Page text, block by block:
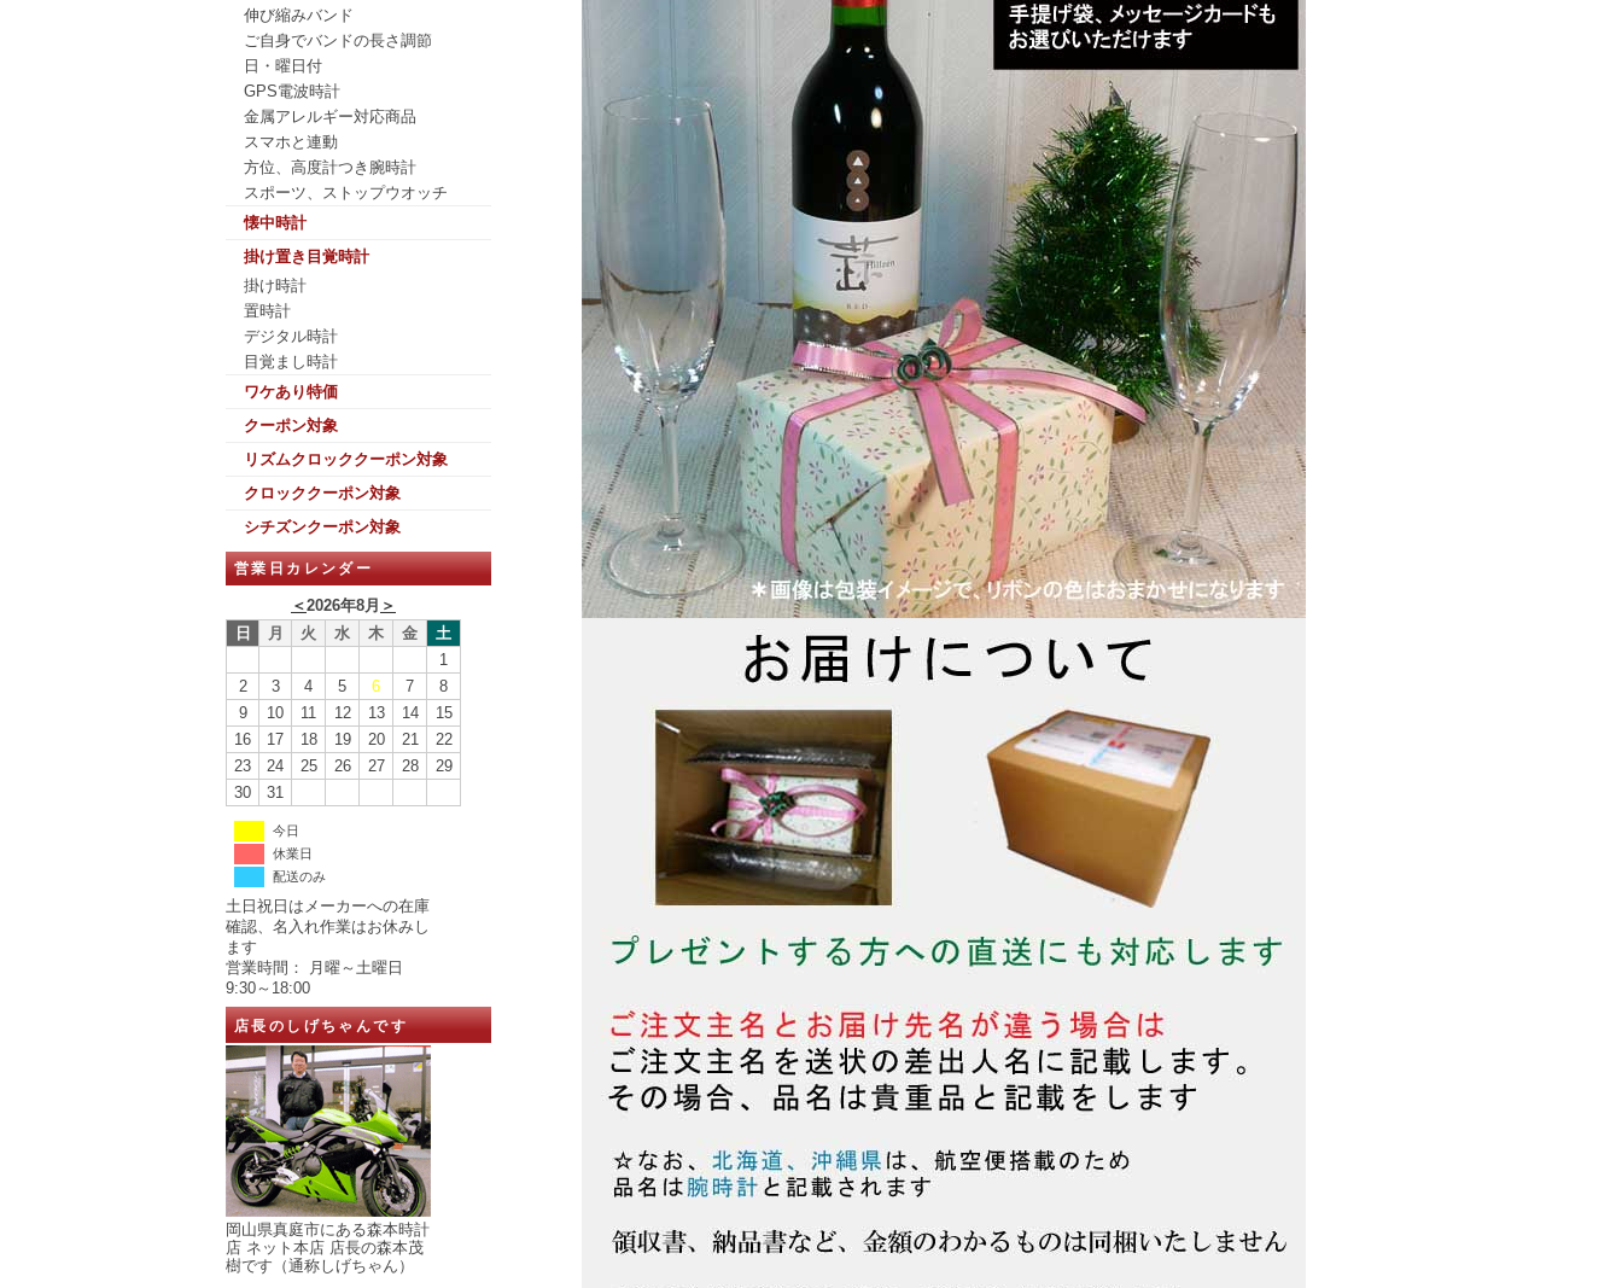
伸び縮みバンド
ご自身でバンドの長さ調節
日・曜日付
GPS電波時計
金属アレルギー対応商品
スマホと連動
方位、高度計つき腕時計
スポーツ、ストップウオッチ
懐中時計
掛け置き目覚時計
掛け時計
置時計
デジタル時計
目覚まし時計
ワケあり特価
クーポン対象
リズムクロッククーポン対象
クロッククーポン対象
シチズンクーポン対象
営業日カレンダー
＜2026年8月 ＞
日
月 火 水 木 金
土
1
2
3 4 5 6 7
8
9
10 11 12 13 14
15
16
17 18 19 20 21
22
23
24 25 26 27 28
29
30
31
今日
休業日
配送のみ
土日祝日はメーカーへの在庫
確認、名入れ作業はお休みし
ます
営業時間： 月曜～土曜日
9:30～18:00
店長のしげちゃんです
岡山県真庭市にある森本時計
店 ネット本店 店長の森本茂
樹です（通称しげちゃん）